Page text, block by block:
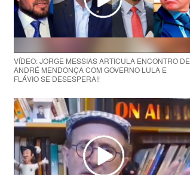
VÍDEO: JORGE MESSIAS ARTICULA ENCONTRO DE
ANDRÉ MENDONÇA COM GOVERNO LULA E
FLÁVIO SE DESESPERA!!